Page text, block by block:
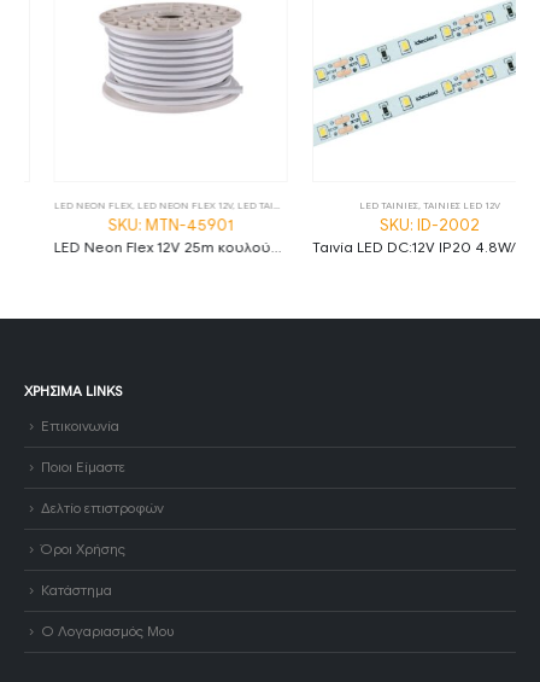
LED NEON FLEX, LED NEON FLEX 12V ,LED ΤΑΙΝΙΕΣ
SKU: MTN-45901
LED Neon Flex 12V 25m κουλούρα 6W/m ψυχρό λευκό
LED ΤΑΙΝΙΕΣ,ΤΑΙΝΙΕΣ LED 12V
SKU: ID-2002
Ταινία LED DC:12V IP20 4.8W/m Θερμό λευκό 3000K 60LED/m
ΧΡΉΣΙΜΑ LINKS
Επικοινωνία
Ποιοι Είμαστε
Δελτίο επιστροφών
Όροι Χρήσης
Κατάστημα
Ο Λογαριασμός Μου